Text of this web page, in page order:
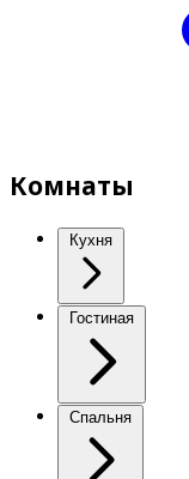
Комнаты
Кухня
Гостиная
Спальня